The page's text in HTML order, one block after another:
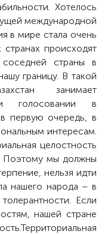
Хотелось
международной
в мире стала очень
происходят
страны в
границу. В такой
занимает
голосовании в
первую очередь, в
интересам.
целостность
Поэтому мы должны
нельзя идти
нашего народа – в
Если
нашей стране